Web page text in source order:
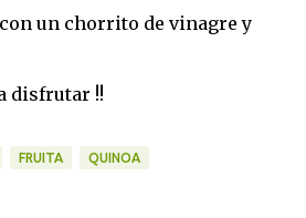
un chorrito de vinagre y
disfrutar !!
FRUITA QUINOA